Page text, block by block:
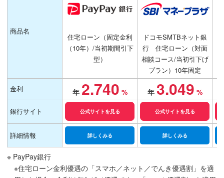
商品名
住宅ローン（固定金利
（10年）/当初期間引下
型）
ドコモSMTBネット銀
行 住宅ローン（対面
相談コース/当初引下げ
プラン）10年固定
金利 2.740 3.049
銀行サイト 公式サイトを見る 公式サイトを見る
詳細情報 詳しくみる 詳しくみる
※ PayPay銀行
※住宅ローン金利優遇の「スマホ／ネット／でんき優遇割」を適